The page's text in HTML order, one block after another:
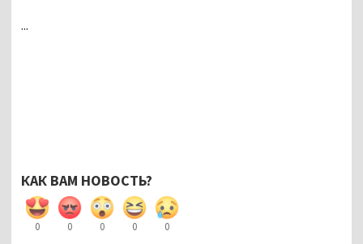
...
КАК ВАМ НОВОСТЬ?
0 0 0 0 0